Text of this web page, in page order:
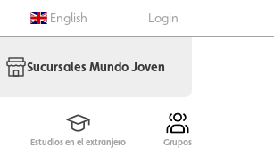
English Login
Sucursales Mundo Joven
Estudios en el extranjero Grupos